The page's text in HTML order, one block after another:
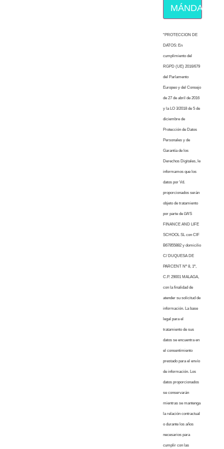
MÁNDAME
“PROTECCION DE
DATOS: En
cumplimiento del
RGPD (UE) 2016/679
del Parlamento
Europeo y del Consejo
de 27 de abril de 2016
y la LO 3/2018 de 5 de
diciembre de
Protección de Datos
Personales y de
Garantía de los
Derechos Digitales, le
informamos que los
datos por Vd.
proporcionados serán
objeto de tratamiento
por parte de LWS
FINANCE AND LIFE
SCHOOL SL con CIF
B67855882 y domicilio
C/ DUQUESA DE
PARCENT Nº 8, 1º,
C.P. 29001 MALAGA,
con la finalidad de
atender su solicitud de
información. La base
legal para el
tratamiento de sus
datos se encuentra en
el consentimiento
prestado para el envío
de información. Los
datos proporcionados
se conservarán
mientras se mantenga
la relación contractual
o durante los años
necesarios para
cumplir con las